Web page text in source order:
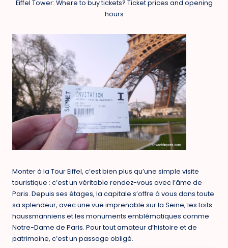
Eiffel Tower: Where to buy tickets? Ticket prices and opening
hours
Monter à la Tour Eiffel, c’est bien plus qu’une simple visite
touristique : c’est un véritable rendez-vous avec l’âme de
Paris. Depuis ses étages, la capitale s’offre à vous dans toute
sa splendeur, avec une vue imprenable sur la Seine, les toits
haussmanniens et les monuments emblématiques comme
Notre-Dame de Paris. Pour tout amateur d’histoire et de
patrimoine, c’est un passage obligé.